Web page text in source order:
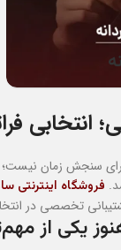
سنجش زمان نیست؛
فروشگاه اینترنتی
تخصصی در
یکی از